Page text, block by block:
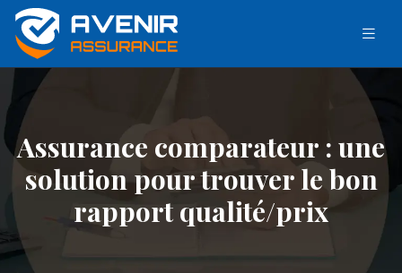
Assurance comparateur : une
solution pour trouver le bon
rapport qualité/prix